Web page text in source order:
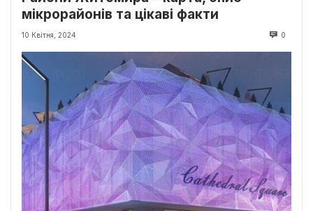
мікрорайонів та цікаві факти
10 Квітня, 2024 0